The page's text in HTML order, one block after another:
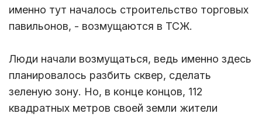
именно тут началось строительство торговых
павильонов, - возмущаются в ТСЖ.
Люди начали возмущаться, ведь именно здесь
планировалось разбить сквер, сделать
зеленую зону. Но, в конце концов, 112
квадратных метров своей земли жители